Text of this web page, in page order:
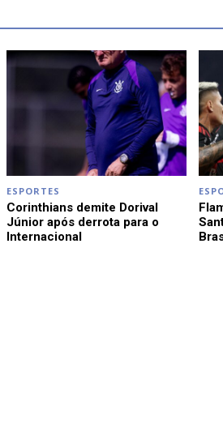
ESPORTES
Corinthians demite Dorival
Júnior após derrota para o
Internacional